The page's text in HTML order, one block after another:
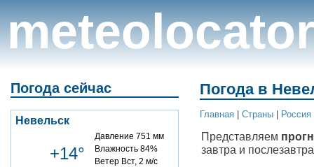
meteolocator
Погода сейчас
Невельск
+14°
Давление 751 мм
Влажность 84%
Ветер Вст, 2 м/с
Погода в
Главная Cтраны Россия
Представляем
завтра и